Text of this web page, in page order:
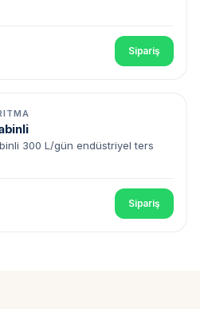
Sipariş
300 L/gün endüstriyel ters
Sipariş